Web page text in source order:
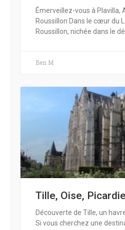
Émerveillez-vous à Plavilla,
Roussillon Dans le cœur du
Roussillon, nichée dans le
Ben M
Tille, Oise, Picardie
Découverte de Tille, un
Si vous cherchez une